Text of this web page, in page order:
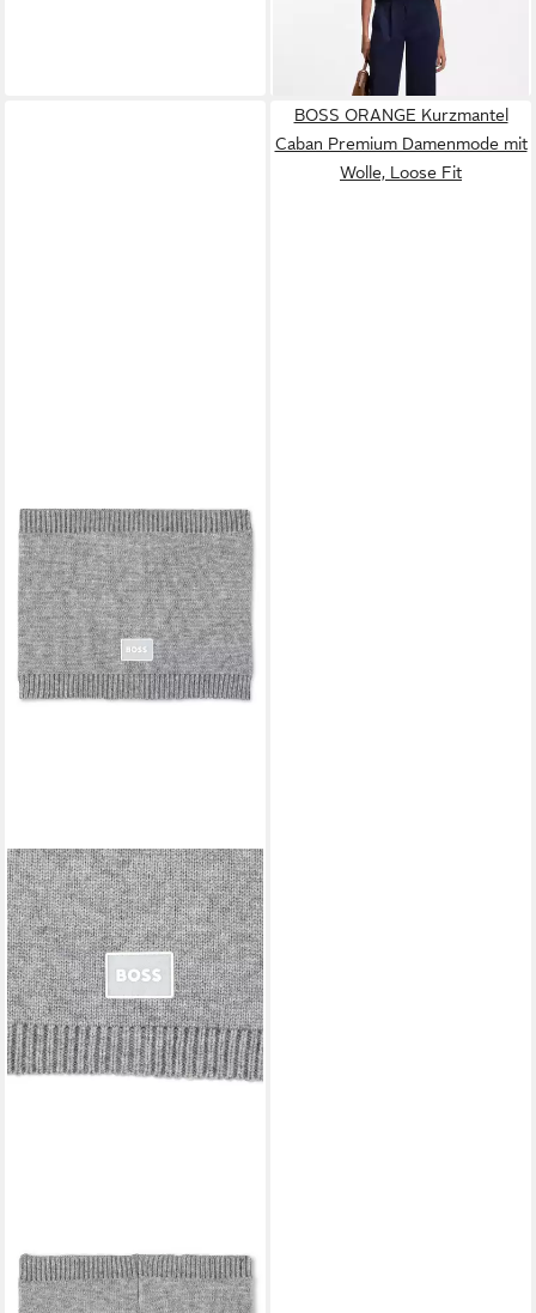
lieferbar - in 1-2 Werktagen bei dir
Halswärmer BOSS Kidswear
Halswärmer mit Logo-
BOSS ORANGE Kurzmantel
Caban Premium Damenmode mit
Wolle, Loose Fit